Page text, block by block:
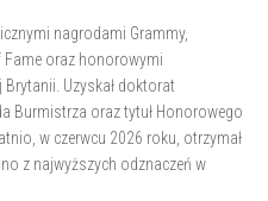
nagrodami Grammy,
Fame oraz honorowymi
Uzyskał doktorat
Burmistrza oraz tytuł Honorowego
w czerwcu 2026 roku, otrzymał
z najwyższych odznaczeń w